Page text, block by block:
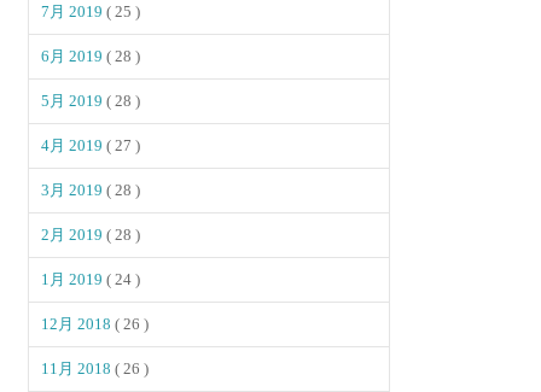
7月 2019( 25 )
6月 2019( 28 )
5月 2019( 28 )
4月 2019( 27 )
3月 2019( 28 )
2月 2019( 28 )
1月 2019( 24 )
12月 2018( 26 )
11月 2018( 26 )